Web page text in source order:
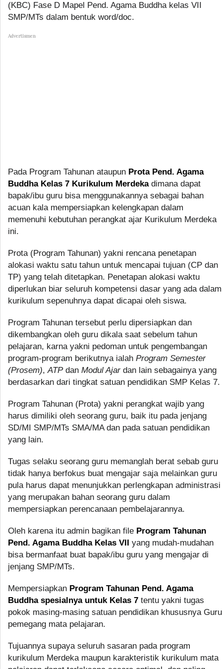
(KBC) Fase D Mapel Pend. Agama Buddha kelas VII
SMP/MTs dalam bentuk word/doc.
Advertismen
Pada Program Tahunan ataupun Prota Pend. Agama
Buddha Kelas 7 Kurikulum Merdekadimana dapat
bapak/ibu guru bisa menggunakannya sebagai bahan
acuan kala mempersiapkan kelengkapan dalam
memenuhi kebutuhan perangkat ajar Kurikulum Merdeka
ini.
Prota (Program Tahunan) yakni rencana penetapan
alokasi waktu satu tahun untuk mencapai tujuan (CP dan
TP) yang telah ditetapkan. Penetapan alokasi waktu
diperlukan biar seluruh kompetensi dasar yang ada dalam
kurikulum sepenuhnya dapat dicapai oleh siswa.
Program Tahunan tersebut perlu dipersiapkan dan
dikembangkan oleh guru dikala saat sebelum tahun
pelajaran, karna yakni pedoman untuk pengembangan
program-program berikutnya ialah Program Semester
(Prosem),ATPdan Modul Ajardan lain sebagainya yang
berdasarkan dari tingkat satuan pendidikan SMP Kelas 7.
Program Tahunan (Prota) yakni perangkat wajib yang
harus dimiliki oleh seorang guru, baik itu pada jenjang
SD/MI SMP/MTs SMA/MA dan pada satuan pendidikan
yang lain.
Tugas selaku seorang guru memanglah berat sebab guru
tidak hanya berfokus buat mengajar saja melainkan guru
pula harus dapat menunjukkan perlengkapan administrasi
yang merupakan bahan seorang guru dalam
mempersiapkan perencanaan pembelajarannya.
Oleh karena itu admin bagikan file Program Tahunan
Pend. Agama Buddha Kelas VII
yang mudah-mudahan
bisa bermanfaat buat bapak/ibu guru yang mengajar di
jenjang SMP/MTs.
Mempersiapkan Program Tahunan Pend. Agama
Buddha spesialnya untuk Kelas 7 tentu yakni tugas
pokok masing-masing satuan pendidikan khususnya Guru
pemegang mata pelajaran.
Tujuannya supaya seluruh sasaran pada program
kurikulum Merdeka maupun karakteristik kurikulum mata